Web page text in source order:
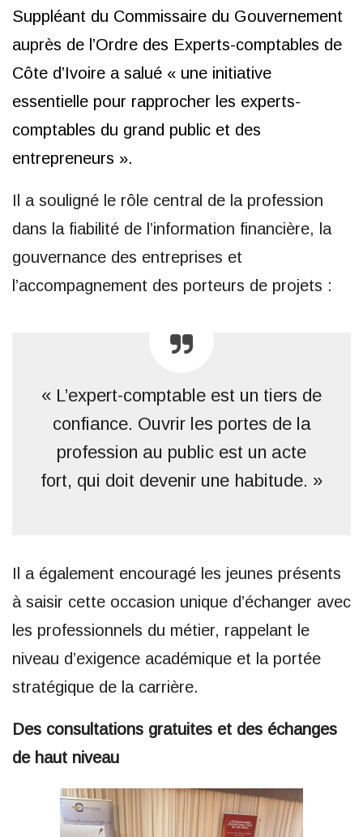
Suppléant du Commissaire du Gouvernement
auprès de l’Ordre des Experts-comptables de
Côte d’Ivoire a salué « une initiative
essentielle pour rapprocher les experts-
comptables du grand public et des
entrepreneurs ».
Il a souligné le rôle central de la profession
dans la fiabilité de l’information financière, la
gouvernance des entreprises et
l’accompagnement des porteurs de projets :
« L’expert-comptable est un tiers de
confiance. Ouvrir les portes de la
profession au public est un acte
fort, qui doit devenir une habitude. »
Il a également encouragé les jeunes présents
à saisir cette occasion unique d’échanger avec
les professionnels du métier, rappelant le
niveau d’exigence académique et la portée
stratégique de la carrière.
Des consultations gratuites et des échanges
de haut niveau